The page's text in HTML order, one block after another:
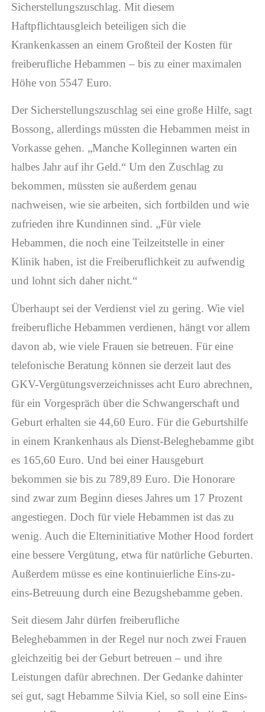
Sicherstellungszuschlag. Mit diesem
Haftpflichtausgleich beteiligen sich die
Krankenkassen an einem Großteil der Kosten für
freiberufliche Hebammen – bis zu einer maximalen
Höhe von 5547 Euro.
Der Sicherstellungszuschlag sei eine große Hilfe, sagt
Bossong, allerdings müssten die Hebammen meist in
Vorkasse gehen. „Manche Kolleginnen warten ein
halbes Jahr auf ihr Geld.“ Um den Zuschlag zu
bekommen, müssten sie außerdem genau
nachweisen, wie sie arbeiten, sich fortbilden und wie
zufrieden ihre Kundinnen sind. „Für viele
Hebammen, die noch eine Teilzeitstelle in einer
Klinik haben, ist die Freiberuflichkeit zu aufwendig
und lohnt sich daher nicht.“
Überhaupt sei der Verdienst viel zu gering. Wie viel
freiberufliche Hebammen verdienen, hängt vor allem
davon ab, wie viele Frauen sie betreuen. Für eine
telefonische Beratung können sie derzeit laut des
GKV-Vergütungsverzeichnisses acht Euro abrechnen,
für ein Vorgespräch über die Schwangerschaft und
Geburt erhalten sie 44,60 Euro. Für die Geburtshilfe
in einem Krankenhaus als Dienst-Beleghebamme gibt
es 165,60 Euro. Und bei einer Hausgeburt
bekommen sie bis zu 789,89 Euro. Die Honorare
sind zwar zum Beginn dieses Jahres um 17 Prozent
angestiegen. Doch für viele Hebammen ist das zu
wenig. Auch die Elterninitiative Mother Hood fordert
eine bessere Vergütung, etwa für natürliche Geburten.
Außerdem müsse es eine kontinuierliche Eins-zu-
eins-Betreuung durch eine Bezugshebamme geben.
Seit diesem Jahr dürfen freiberufliche
Beleghebammen in der Regel nur noch zwei Frauen
gleichzeitig bei der Geburt betreuen – und ihre
Leistungen dafür abrechnen. Der Gedanke dahinter
sei gut, sagt Hebamme Silvia Kiel, so soll eine Eins-